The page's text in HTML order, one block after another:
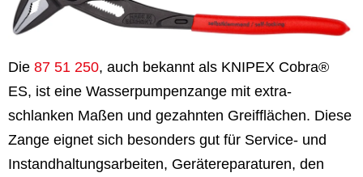
Die 87 51 250, auch bekannt als KNIPEX Cobra®
ES, ist eine Wasserpumpenzange mit extra-
schlanken Maßen und gezahnten Greifflächen. Diese
Zange eignet sich besonders gut für Service- und
Instandhaltungsarbeiten, Gerätereparaturen, den